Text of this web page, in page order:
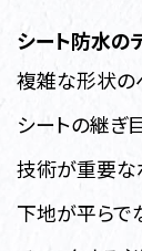
シート防水の
複雑な形状の
シートの継ぎ
技術が重要な
下地が平らで